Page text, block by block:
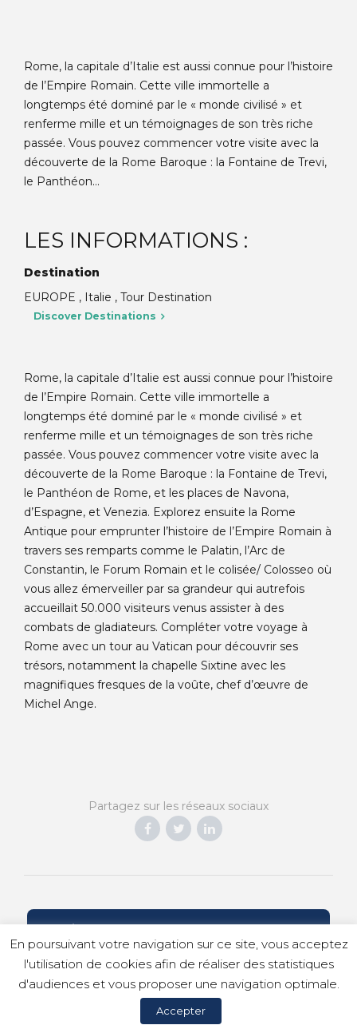
Rome, la capitale d’Italie est aussi connue pour l’histoire
de l’Empire Romain. Cette ville immortelle a
longtemps été dominé par le « monde civilisé » et
renferme mille et un témoignages de son très riche
passée. Vous pouvez commencer votre visite avec la
découverte de la Rome Baroque : la Fontaine de Trevi,
le Panthéon...
LES INFORMATIONS :
Destination
EUROPE , Italie , Tour Destination
Discover Destinations
Rome, la capitale d’Italie est aussi connue pour l’histoire
de l’Empire Romain. Cette ville immortelle a
longtemps été dominé par le « monde civilisé » et
renferme mille et un témoignages de son très riche
passée. Vous pouvez commencer votre visite avec la
découverte de la Rome Baroque : la Fontaine de Trevi,
le Panthéon de Rome, et les places de Navona,
d’Espagne, et Venezia. Explorez ensuite la Rome
Antique pour emprunter l’histoire de l’Empire Romain à
travers ses remparts comme le Palatin, l’Arc de
Constantin, le Forum Romain et le colisée/ Colosseo où
vous allez émerveiller par sa grandeur qui autrefois
accueillait 50.000 visiteurs venus assister à des
combats de gladiateurs. Compléter votre voyage à
Rome avec un tour au Vatican pour découvrir ses
trésors, notamment la chapelle Sixtine avec les
magnifiques fresques de la voûte, chef d’œuvre de
Michel Ange.
Partagez sur les réseaux sociaux
© Copyright 2023 Idilic Voyages |Mentions légales
Politique de confidentialité |Politique de cookies
En poursuivant votre navigation sur ce site, vous acceptez
l'utilisation de cookies afin de réaliser des statistiques
d'audiences et vous proposer une navigation optimale.
Accepter